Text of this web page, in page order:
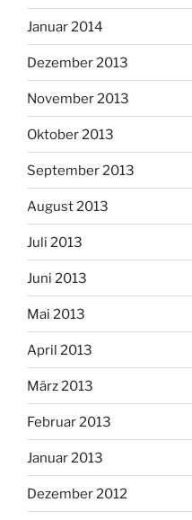
Januar 2014
Dezember 2013
November 2013
Oktober 2013
September 2013
August 2013
Juli 2013
Juni 2013
Mai 2013
April 2013
März 2013
Februar 2013
Januar 2013
Dezember 2012